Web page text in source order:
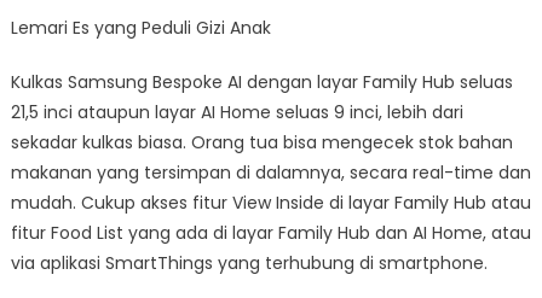
Lemari Es yang Peduli Gizi Anak
Kulkas Samsung Bespoke AI dengan layar Family Hub seluas
21,5 inci ataupun layar AI Home seluas 9 inci, lebih dari
sekadar kulkas biasa. Orang tua bisa mengecek stok bahan
makanan yang tersimpan di dalamnya, secara real-time dan
mudah. Cukup akses fitur View Inside di layar Family Hub atau
fitur Food List yang ada di layar Family Hub dan AI Home, atau
via aplikasi SmartThings yang terhubung di smartphone.